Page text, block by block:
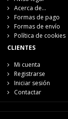
Acerca de...
Formas de pago
Formas de envío
Política de cookies
CLIENTES
Mi cuenta
Registrarse
Iniciar sesión
Contactar